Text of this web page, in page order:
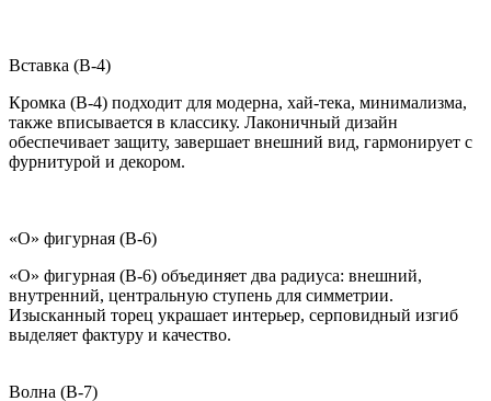
Вставка (B-4)
Кромка (B-4) подходит для модерна, хай-тека, минимализма,
также вписывается в классику. Лаконичный дизайн
обеспечивает защиту, завершает внешний вид, гармонирует с
фурнитурой и декором.
«О» фигурная (B-6)
«О» фигурная (B-6) объединяет два радиуса: внешний,
внутренний, центральную ступень для симметрии.
Изысканный торец украшает интерьер, серповидный изгиб
выделяет фактуру и качество.
Волна (B-7)